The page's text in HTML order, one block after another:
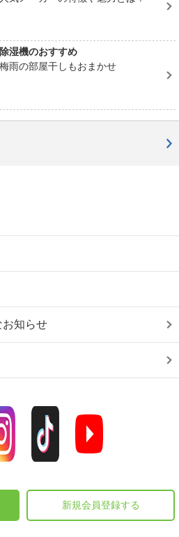
除湿機のおすすめ
梅雨の部屋干しもおまかせ
お知らせ
新規会員登録する